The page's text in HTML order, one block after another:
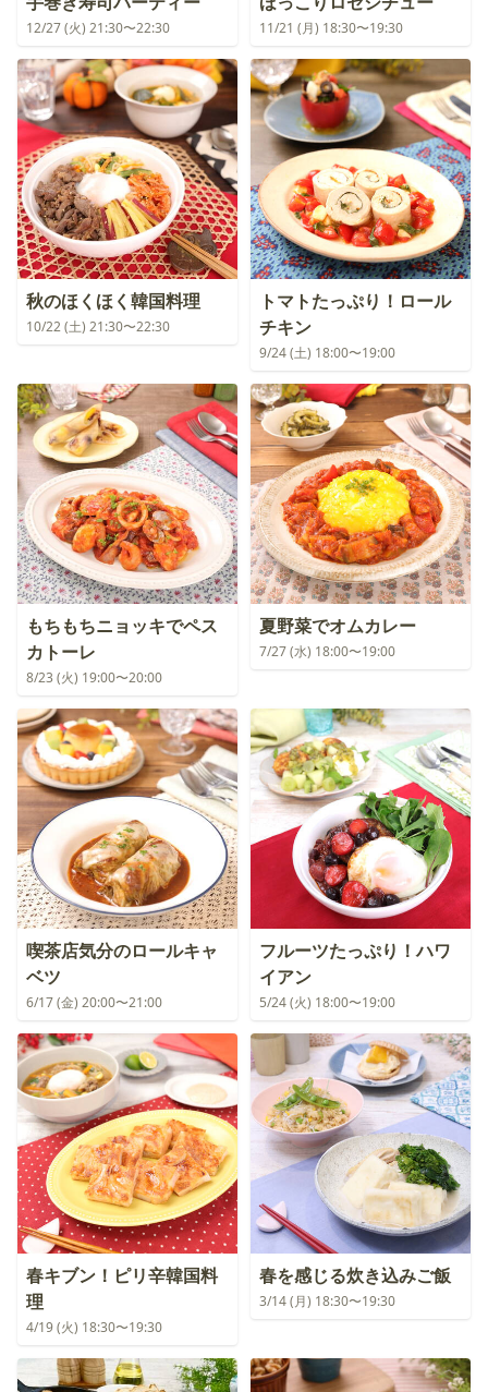
12/27 (火) 21:30〜22:30 11/21 (月) 18:30〜19:30
秋のほくほく韓国料理
10/22 (土) 21:30〜22:30
トマトたっぷり！ロール
チキン
9/24 (土) 18:00〜19:00
もちもちニョッキでペス
カトーレ
8/23 (火) 19:00〜20:00
夏野菜でオムカレー
7/27 (水) 18:00〜19:00
喫茶店気分のロールキャ
ベツ
6/17 (金) 20:00〜21:00
フルーツたっぷり！ハワ
イアン
5/24 (火) 18:00〜19:00
春キブン！ピリ辛韓国料
理
4/19 (火) 18:30〜19:30
春を感じる炊き込みご飯
3/14 (月) 18:30〜19:30